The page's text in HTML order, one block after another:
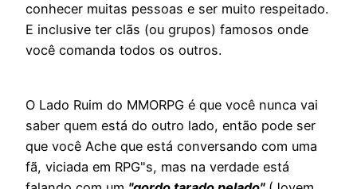
conhecer muitas pessoas e ser muito respeitado.
E inclusive ter clãs (ou grupos) famosos onde
você comanda todos os outros.
O Lado Ruim do MMORPG é que você nunca vai
saber quem está do outro lado, então pode ser
que você Ache que está conversando com uma
fã, viciada em RPG"s, mas na verdade está